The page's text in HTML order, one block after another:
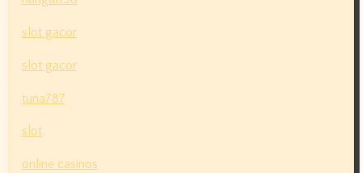
slot gacor
slot gacor
tuna787
slot
online casinos